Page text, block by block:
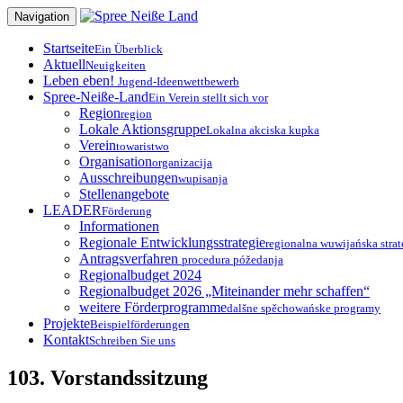
Zum
Inhalt
springen
Navigation
StartseiteEin Überblick
AktuellNeuigkeiten
Leben eben! Jugend-Ideenwettbewerb
Spree-Neiße-LandEin Verein stellt sich vor
Regionregion
Lokale AktionsgruppeLokalna akciska kupka
Vereintowaristwo
Organisationorganizacija
Ausschreibungenwupisanja
Stellenangebote
LEADERFörderung
Informationen
Regionale Entwicklungsstrategieregionalna wuwijańska
Antragsverfahren procedura póžedanja
Regionalbudget 2024
Regionalbudget 2026 „Miteinander mehr schaffen“
weitere Förderprogrammedalšne spěchowańske programy
ProjekteBeispielförderungen
KontaktSchreiben Sie uns
103. Vorstandssitzung